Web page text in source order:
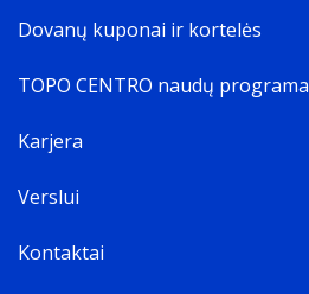
Dovanų kuponai ir kortelės
TOPO CENTRO naudų programa
Karjera
Verslui
Kontaktai